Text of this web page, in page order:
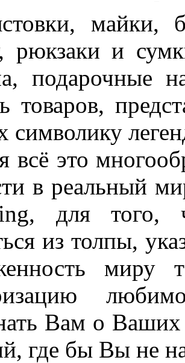
майки,
рюкзаки и
подарочные
товаров,
символику
всё это
в реальный
для того,
из толпы,
миру
Вам о Ваших
где бы Вы не